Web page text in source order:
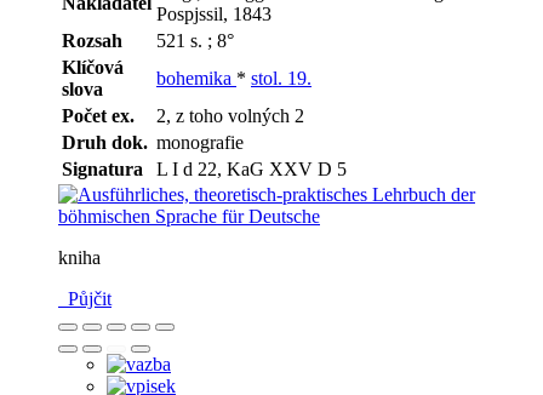
Pospjssil, 1843
Rozsah
521 s. ; 8°
Klíčová
slova
bohemika * stol. 19.
Počet ex.
2, z toho volných 2
Druh dok. monografie
Signatura
L I d 22, KaG XXV D 5
kniha
Půjčit